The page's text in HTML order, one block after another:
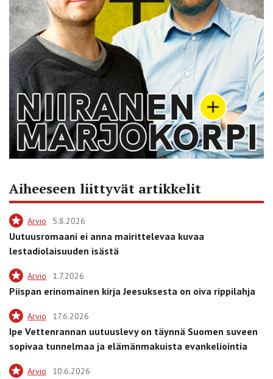
Aiheeseen liittyvät artikkelit
Arvio 5.8.2026
Uutuusromaani ei anna mairittelevaa kuvaa
lestadiolaisuuden isästä
Arvio 1.7.2026
Piispan erinomainen kirja Jeesuksesta on oiva rippilahja
Arvio 17.6.2026
Ipe Vettenrannan uutuuslevy on täynnä Suomen suveen
sopivaa tunnelmaa ja elämänmakuista evankeliointia
Arvio 10.6.2026